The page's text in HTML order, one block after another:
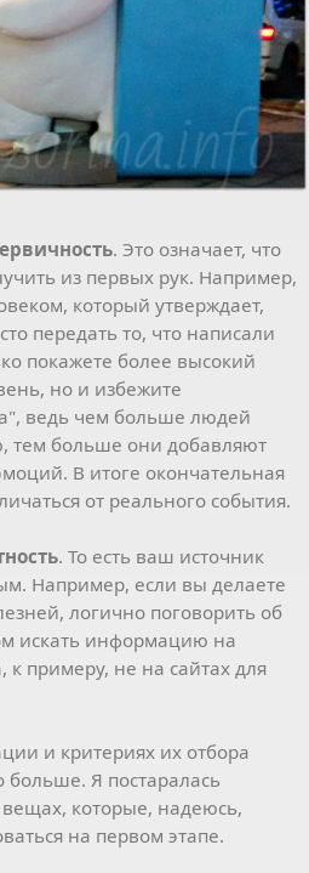
. Это означает, что
из первых рук. Например,
который утверждает,
передать то, что написали
покажете более высокий
но и избежите
ведь чем больше людей
тем больше они добавляют
В итоге окончательная
от реального события.
. То есть ваш источник
Например, если вы делаете
логично поговорить об
искать информацию на
к примеру, не на сайтах для
и критериях их отбора
больше. Я постаралась
вещах, которые, надеюсь,
на первом этапе.